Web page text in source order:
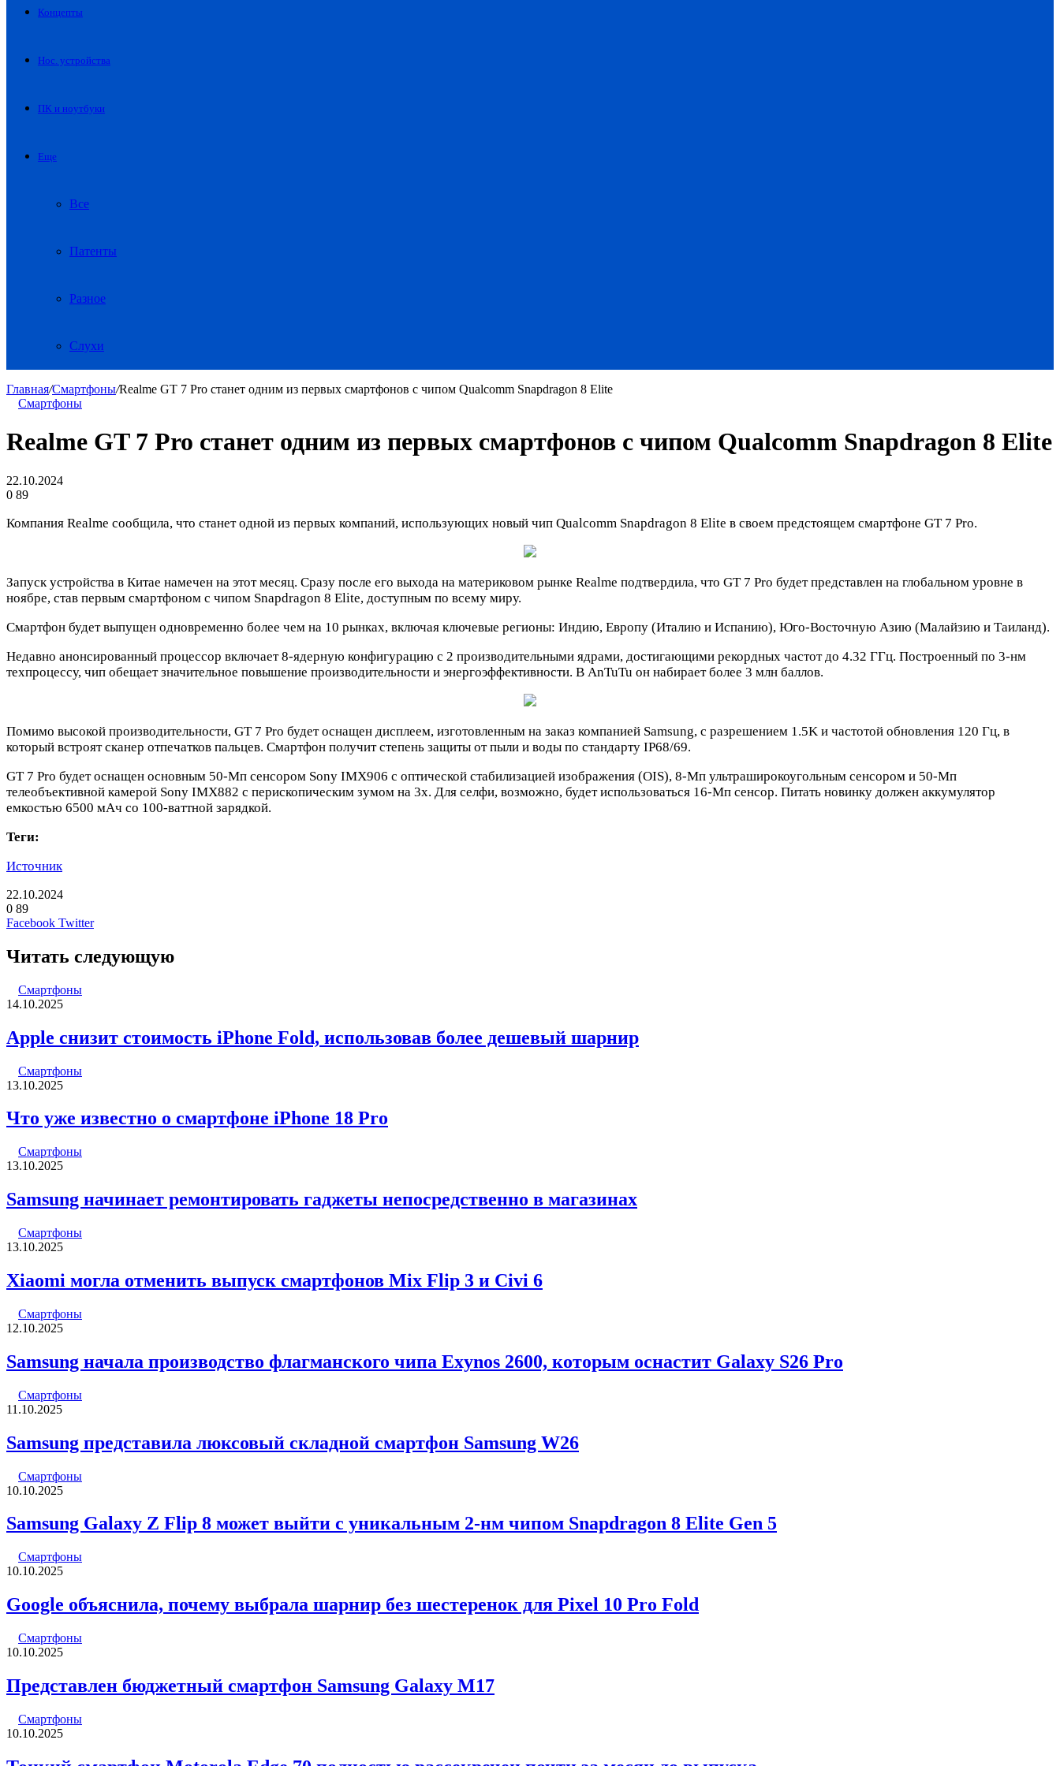
Концепты
Нос. устройства
ПК и ноутбуки
Еще
Все
Патенты
Разное
Слухи
Главная/Смартфоны/Realme GT 7 Pro станет одним из первых смартфонов с чипом Qualcomm Snapdragon 8 Elite
Смартфоны
Realme GT 7 Pro станет одним из первых смартфонов с чипом Qualcomm Snapdragon 8 Elite
22.10.2024
0 89
Компания Realme сообщила, что станет одной из первых компаний, использующих новый чип Qualcomm Snapdragon 8 Elite в своем предстоящем смартфоне GT 7 Pro.
Запуск устройства в Китае намечен на этот месяц. Сразу после его выхода на материковом рынке Realme подтвердила, что GT 7 Pro будет представлен на глобальном уровне в
ноябре, став первым смартфоном с чипом Snapdragon 8 Elite, доступным по всему миру.
Смартфон будет выпущен одновременно более чем на 10 рынках, включая ключевые регионы: Индию, Европу (Италию и Испанию), Юго-Восточную Азию (Малайзию и Таиланд).
Недавно анонсированный процессор включает 8-ядерную конфигурацию с 2 производительными ядрами, достигающими рекордных частот до 4.32 ГГц. Построенный по 3-нм
техпроцессу, чип обещает значительное повышение производительности и энергоэффективности. В AnTuTu он набирает более 3 млн баллов.
Помимо высокой производительности, GT 7 Pro будет оснащен дисплеем, изготовленным на заказ компанией Samsung, с разрешением 1.5K и частотой обновления 120 Гц, в
который встроят сканер отпечатков пальцев. Смартфон получит степень защиты от пыли и воды по стандарту IP68/69.
GT 7 Pro будет оснащен основным 50-Мп сенсором Sony IMX906 с оптической стабилизацией изображения (OIS), 8-Мп ультраширокоугольным сенсором и 50-Мп
телеобъективной камерой Sony IMX882 с перископическим зумом на 3x. Для селфи, возможно, будет использоваться 16-Мп сенсор. Питать новинку должен аккумулятор
емкостью 6500 мАч со 100-ваттной зарядкой.
Теги:
Источник
22.10.2024
0 89
Facebook TwitterLinkedIn
Pinterest
Вконтакте
Одноклассники
Skype
WhatsApp
Telegram
Viber
Читать следующую
Смартфоны
14.10.2025
Apple снизит стоимость iPhone Fold, использовав более дешевый шарнир
Смартфоны
13.10.2025
Что уже известно о смартфоне iPhone 18 Pro
Смартфоны
13.10.2025
Samsung начинает ремонтировать гаджеты непосредственно в магазинах
Смартфоны
13.10.2025
Xiaomi могла отменить выпуск смартфонов Mix Flip 3 и Civi 6
Смартфоны
12.10.2025
Samsung начала производство флагманского чипа Exynos 2600, которым оснастит Galaxy S26 Pro
Смартфоны
11.10.2025
Samsung представила люксовый складной смартфон Samsung W26
Смартфоны
10.10.2025
Samsung Galaxy Z Flip 8 может выйти с уникальным 2-нм чипом Snapdragon 8 Elite Gen 5
Смартфоны
10.10.2025
Google объяснила, почему выбрала шарнир без шестеренок для Pixel 10 Pro Fold
Смартфоны
10.10.2025
Представлен бюджетный смартфон Samsung Galaxy M17
Смартфоны
10.10.2025